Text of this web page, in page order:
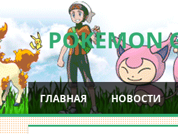
Перейти
к
содержимомуPOKEMON
Мобильное
приложение
для
ловли
ГЛАВНАЯ НОВОСТИ